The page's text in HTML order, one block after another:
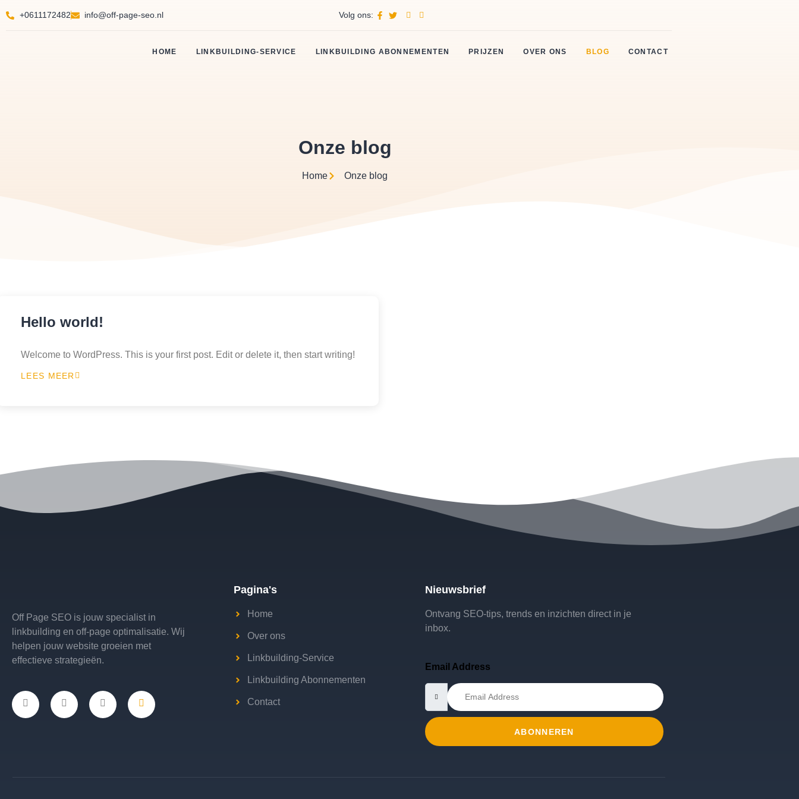
+0611172482 info@off-page-seo.nl Volg ons:
HOME LINKBUILDING-SERVICE LINKBUILDING ABONNEMENTEN PRIJZEN OVER ONS BLOG CONTACT
Onze blog
Home Onze blog
Hello world!
Welcome to WordPress. This is your first post. Edit or delete it, then start writing!
LEES MEER
Off Page SEO is jouw specialist in
linkbuilding en off-page optimalisatie. Wij
helpen jouw website groeien met
effectieve strategieën.
Pagina's
Home
Over ons
Linkbuilding-Service
Linkbuilding Abonnementen
Contact
Nieuwsbrief
Ontvang SEO-tips, trends en inzichten direct in je
inbox.
Email Address
ABONNEREN